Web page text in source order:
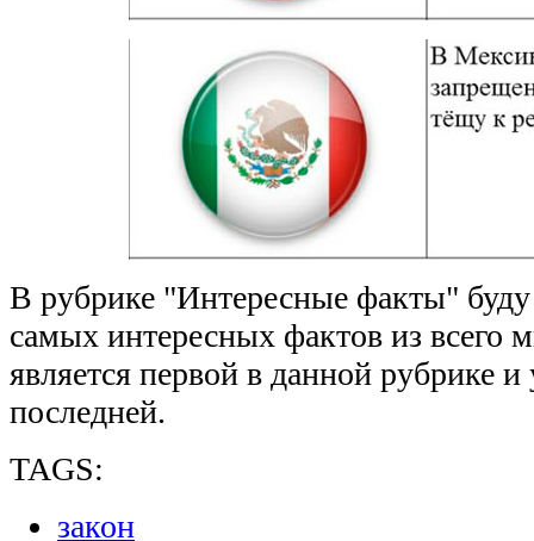
В рубрике "Интересные факты"
самых интересных фактов из всего
является первой в данной рубрике
последней.
TAGS:
закон